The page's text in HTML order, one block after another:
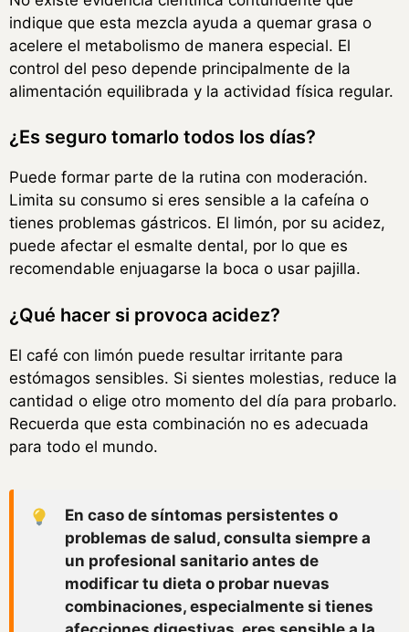
indique que esta mezcla ayuda a quemar grasa o
acelere el metabolismo de manera especial. El
control del peso depende principalmente de la
alimentación equilibrada y la actividad física regular.
¿Es seguro tomarlo todos los días?
Puede formar parte de la rutina con moderación.
Limita su consumo si eres sensible a la cafeína o
tienes problemas gástricos. El limón, por su acidez,
puede afectar el esmalte dental, por lo que es
recomendable enjuagarse la boca o usar pajilla.
¿Qué hacer si provoca acidez?
El café con limón puede resultar irritante para
estómagos sensibles. Si sientes molestias, reduce la
cantidad o elige otro momento del día para probarlo.
Recuerda que esta combinación no es adecuada
para todo el mundo.
En caso de síntomas persistentes o
problemas de salud, consulta siempre a
un profesional sanitario antes de
modificar tu dieta o probar nuevas
combinaciones, especialmente si tienes